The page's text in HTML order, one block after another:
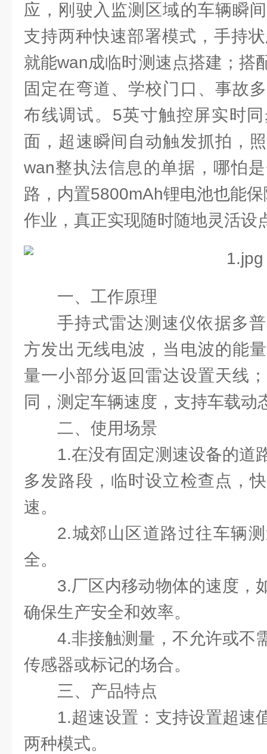
应，刚驶入监测区域的车辆瞬
支持两种快速部署模式，手持
就能wan成临时测速点搭建；搭
固定在弯道、学校门口、事故
布线调试。5英寸触控屏实时
面，超速瞬间自动触发抓拍，
wan整执法信息的单据，哪怕
路，内置5800mAh锂电池也能
作业，真正实现随时随地灵活设
一、工作原理
手持式雷达测速仪依据多
方发出无线电波，当电波的能
量一小部分返回雷达设置天线
同，测定车辆速度，支持车载动
二、使用场景
1.在没有固定测速设备的道
多发路段，临时设立检查点，
速。
2.城郊山区道路过往车辆
全。
3.厂区内移动物体的速度，
确保生产安全和效率。
4.非接触测量，不允许或不
传感器或标记的场合。
三、产品特点
1.超速设置：支持设置超速
两种模式。